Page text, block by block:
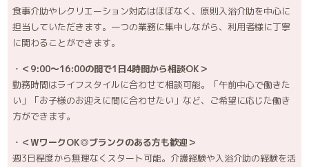
食事介助やレクリエーション対応はほぼなく、原則入浴介助を中心に
担当していただきます。一つの業務に集中しながら、利用者様に丁寧
に関わることができます。
＜9:00～16:00の間で1日4時間から相談OK＞
勤務時間はライフスタイルに合わせて相談可能。「午前中心で働きた
い」「お子様のお迎えに間に合わせたい」など、ご希望に応じた働き
方ができます。
＜WワークOK◎ブランクのある方も歓迎＞
週3日程度から無理なくスタート可能。介護経験や入浴介助の経験を活